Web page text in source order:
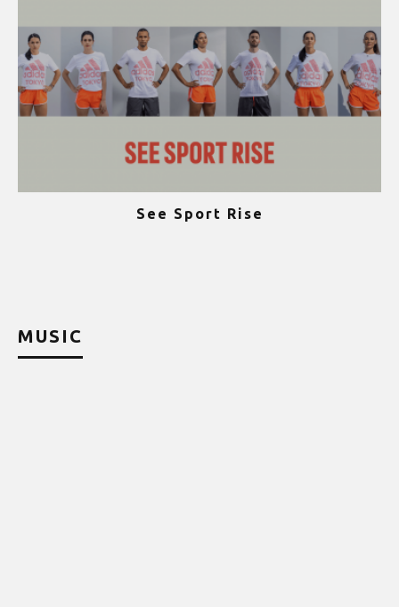
See Sport Rise
MUSIC